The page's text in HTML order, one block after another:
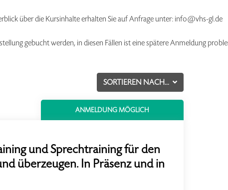
über die Kursinhalte erhalten Sie auf Anfrage unter: info@vhs-gl.de
gebucht werden, in diesen Fällen ist eine spätere Anmeldung
SORTIEREN NACH...
ANMELDUNG MÖGLICH
und Sprechtraining für den
überzeugen. In Präsenz und in